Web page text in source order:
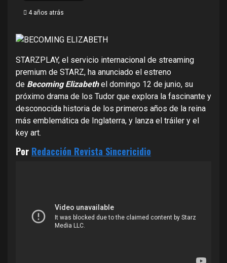
4 años atrás
STARZPLAY, el servicio internacional de streaming
premium de STARZ, ha anunciado el estreno
de Becoming Elizabethel domingo 12 de junio, su
próximo drama de los Tudor que explora la fascinante y
desconocida historia de los primeros años de la reina
más emblemática de Inglaterra, y lanza el tráiler y el
key art.
Por Redacción Revista Sincericidio